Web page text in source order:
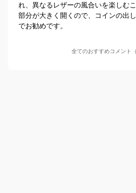
れ、異なるレザーの風合いを楽しむ
部分が大きく開くので、コインの出
でお勧めです。
全てのおすすめコメント（